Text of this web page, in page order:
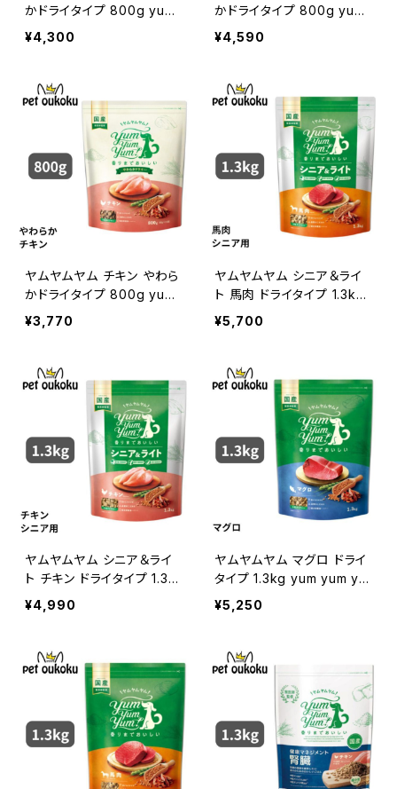
かドライタイプ 800g yum
yum yum ! 45712458593
¥4,300
かドライタイプ 800g yum
yum yum ! 45712458594
¥4,590
ヤムヤムヤム チキン やわら
かドライタイプ 800g yum
yum yum ! 45712458593
¥3,770
ヤムヤムヤム シニア＆ライ
ト 馬肉 ドライタイプ 1.3kg
yum yum yum ! 4571245
859525
¥5,700
ヤムヤムヤム シニア＆ライ
ト チキン ドライタイプ 1.3k
g yum yum yum ! 45712
45859471
¥4,990
ヤムヤムヤム マグロ ドライ
タイプ 1.3kg yum yum yu
m ! 4571245859372
¥5,250